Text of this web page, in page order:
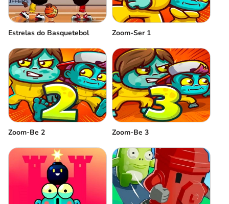
Estrelas do Basquetebol Zoom-Ser 1
Zoom-Be 2 Zoom-Be 3